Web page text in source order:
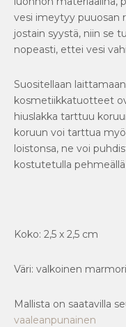
vesi imeytyy puuosan
jostain syystä, niin se
nopeasti, ettei vesi
Suositellaan
kosmetiikkatuotteet
hiuslakka tarttuu
koruun voi tarttua
loistonsa, ne voi
kostutetulla pehmeällä
Koko: 2,5 x 2,5 cm
Väri: valkoinen
Mallista on saatavilla
vaaleanpunainen